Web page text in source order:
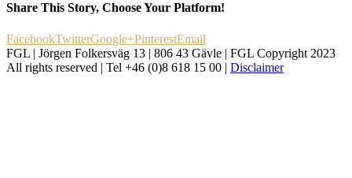
Share This Story, Choose Your Platform!
FacebookTwitterGoogle+PinterestEmail
FGL | Jörgen Folkersväg 13 | 806 43 Gävle | FGL Copyright 2023
All rights reserved | Tel +46 (0)8 618 15 00 | Disclaimer